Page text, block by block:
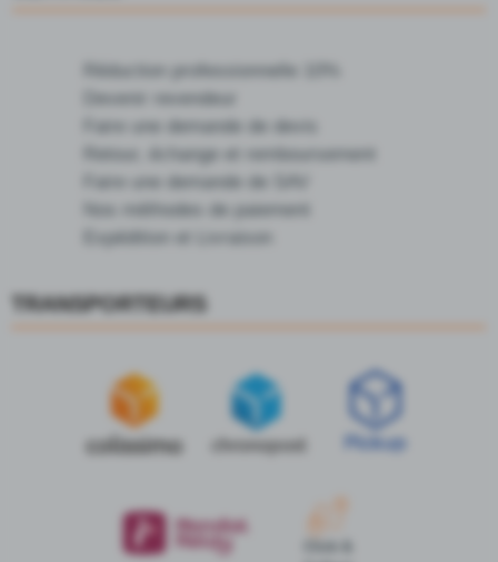
Réduction professionnelle 10%
Devenir revendeur
Faire une demande de devis
Retour, échange et remboursement
Faire une demande de SAV
Nos méthodes de paiement
Expédition et Livraison
TRANSPORTEURS